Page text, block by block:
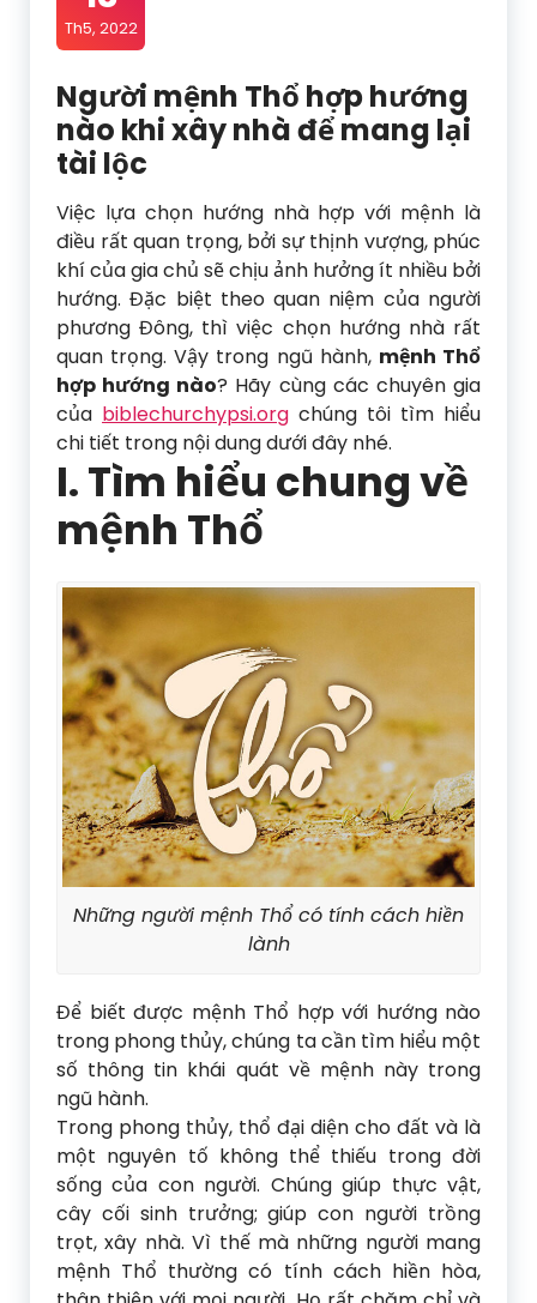
Th5, 2022
Người mệnh Thổ hợp hướng
nào khi xây nhà để mang lại
tài lộc
Việc lựa chọn hướng nhà hợp với mệnh là
điều rất quan trọng, bởi sự thịnh vượng, phúc
khí của gia chủ sẽ chịu ảnh hưởng ít nhiều bởi
hướng. Đặc biệt theo quan niệm của người
phương Đông, thì việc chọn hướng nhà rất
quan trọng. Vậy trong ngũ hành, mệnh Thổ
hợp hướng nào? Hãy cùng các chuyên gia
của biblechurchypsi.org chúng tôi tìm hiểu
chi tiết trong nội dung dưới đây nhé.
I. Tìm hiểu chung về
mệnh Thổ
Những người mệnh Thổ có tính cách hiền
lành
Để biết được mệnh Thổ hợp với hướng nào
trong phong thủy, chúng ta cần tìm hiểu một
số thông tin khái quát về mệnh này trong
ngũ hành.
Trong phong thủy, thổ đại diện cho đất và là
một nguyên tố không thể thiếu trong đời
sống của con người. Chúng giúp thực vật,
cây cối sinh trưởng; giúp con người trồng
trọt, xây nhà. Vì thế mà những người mang
mệnh Thổ thường có tính cách hiền hòa,